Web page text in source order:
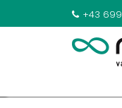
+43 699